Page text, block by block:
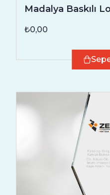
Madalya Baskılı
₺0,00